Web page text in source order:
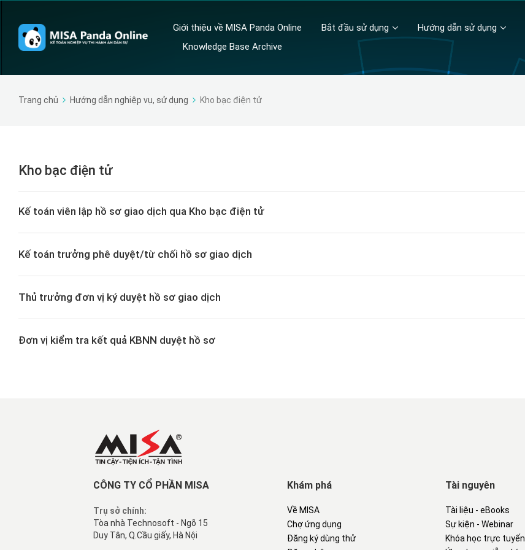
Giới thiệu về MISA Panda Online Bắt đầu sử dụng Hướng dẫn sử dụng
Knowledge Base Archive
Trang chủ Hướng dẫn nghiệp vụ, sử dụng Kho bạc điện tử
Kho bạc điện tử
Kế toán viên lập hồ sơ giao dịch qua Kho bạc điện tử
Kế toán trưởng phê duyệt/từ chối hồ sơ giao dịch
Thủ trưởng đơn vị ký duyệt hồ sơ giao dịch
Đơn vị kiểm tra kết quả KBNN duyệt hồ sơ
CÔNG TY CỔ PHẦN MISA
Trụ sở chính:
Tòa nhà Technosoft - Ngõ 15
Duy Tân, Q.Cầu giấy, Hà Nội
Khám phá
Về MISA
Chợ ứng dụng
Đăng ký dùng thử
Tài nguyên
Tài liệu - eBooks
Sự kiện - Webinar
Khóa học trực tuyến